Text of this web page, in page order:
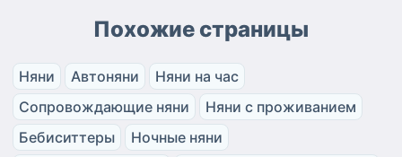
Похожие страницы
Няни Автоняни
Няни на час
Сопровождающие няни
Няни с проживанием
Бебиситтеры
Ночные няни